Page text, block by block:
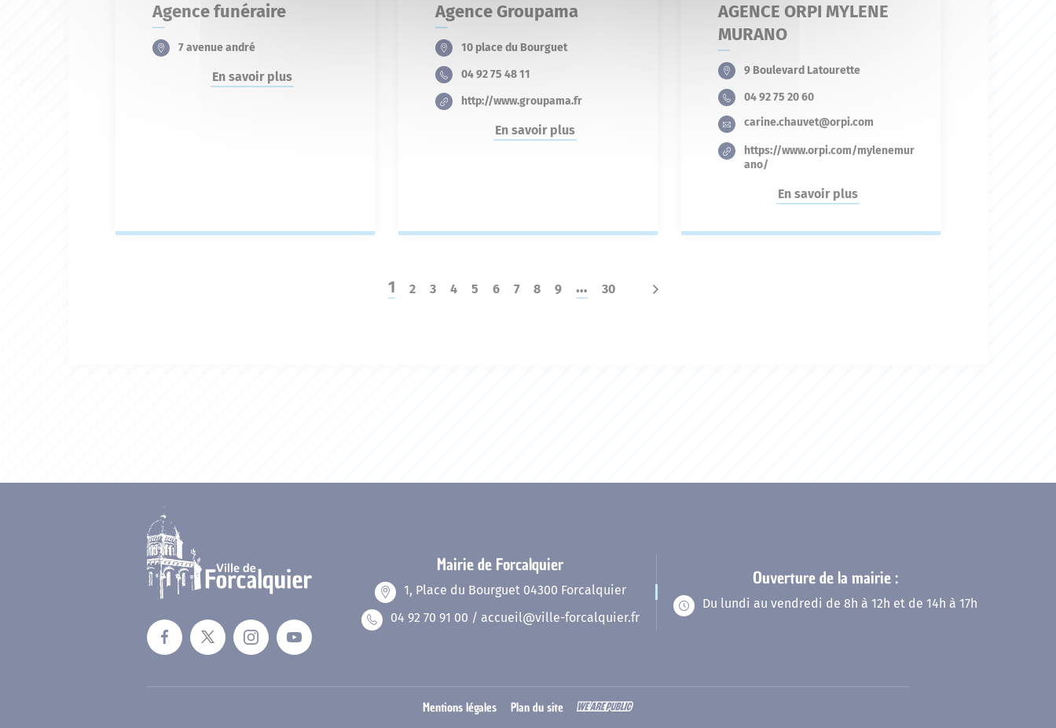
Agence funéraire
7 avenue andré
En savoir plus
Agence Groupama
10 place du Bourguet
04 92 75 48 11
http://www.groupama.fr
En savoir plus
AGENCE ORPI MYLENE
MURANO
9 Boulevard Latourette
04 92 75 20 60
carine.chauvet@orpi.com
https://www.orpi.com/mylenemur
ano/
En savoir plus
1 2 3 4 5 6 7 8 9 … 30
Mairie de Forcalquier
1, Place du Bourguet 04300 Forcalquier
04 92 70 91 00 / accueil@ville-forcalquier.fr
Ouverture de la mairie :
Du lundi au vendredi de 8h à 12h et de 14h à 17h
Mentions légales Plan du site